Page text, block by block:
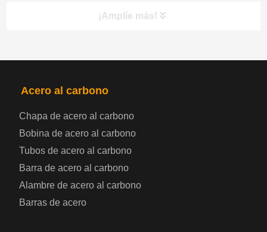
¡Amplíe más!
Chapa de acero para automoción
Placa de acero para calderas y recipientes a
presión
Acero al carbono
Chapa de acero al carbono
Bobina de acero al carbono
Tubos de acero al carbono
Barra de acero al carbono
Alambre de acero al carbono
Barras de acero